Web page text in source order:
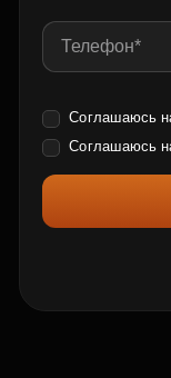
Соглашаюсь
Соглашаюсь